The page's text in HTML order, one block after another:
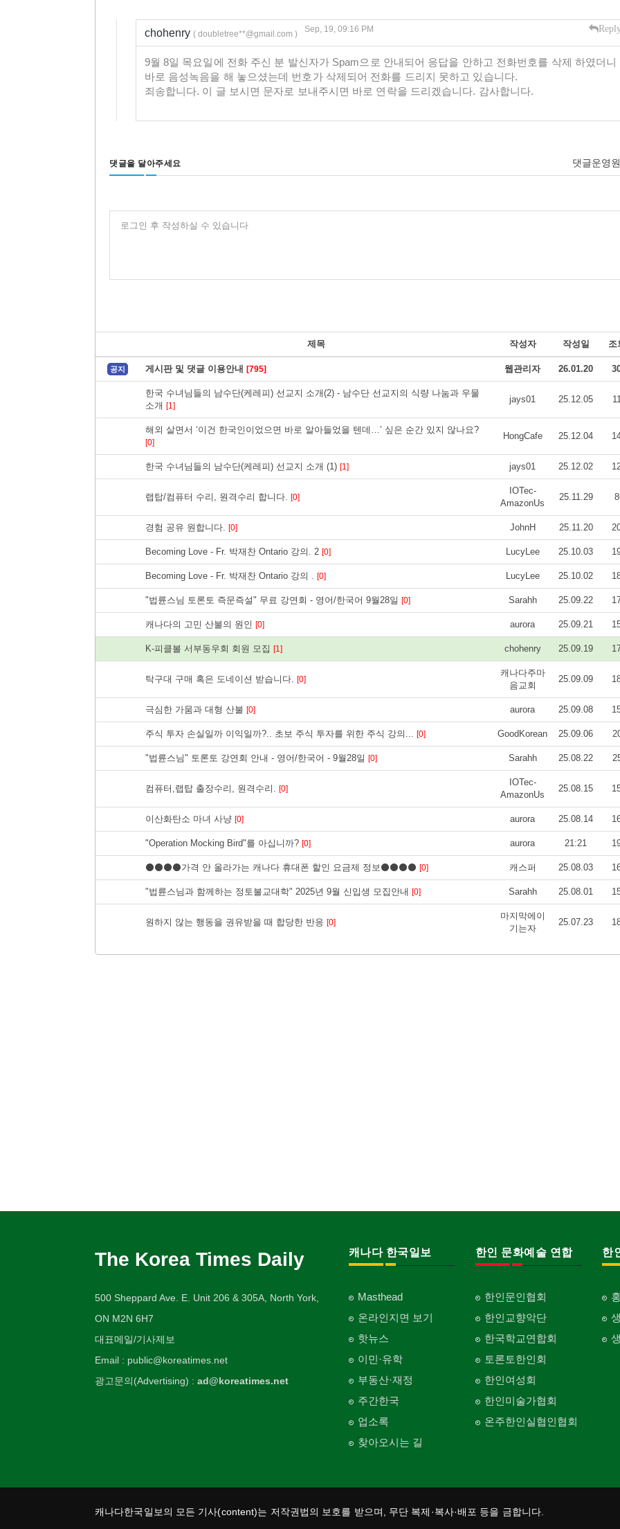
chohenry ( doubletree**@gmail.com ) Sep, 19, 09:16 PM
9월 8일 목요일에 전화 주신 분 발신자가 Spam으로 안내되어 응답을 안하고 전화번호를 삭제 하였더니
바로 음성녹음을 해 놓으셨는데 번호가 삭제되어 전화를 드리지 못하고 있습니다.
죄송합니다. 이 글 보시면 문자로 보내주시면 바로 연락을 드리겠습니다. 감사합니다.
댓글을 달아주세요 댓글운영
로그인 후 작성하실 수 있습니다
제목 작성자 작성일 조
공지 게시판 및 댓글 이용안내 [795] 웹관리자 26.01.20
한국 수녀님들의 남수단(케레피) 선교지 소개(2) - 남수단 선교지의 식량 나눔과 우물
소개 [1]
jays01 25.12.05
해외 살면서 ‘이건 한국인이었으면 바로 알아들었을 텐데…’ 싶은 순간 있지 않나요?
[0]
HongCafe 25.12.04
한국 수녀님들의 남수단(케레피) 선교지 소개 (1) [1] jays01 25.12.02
랩탑/컴퓨터 수리, 원격수리 합니다. [0]
IOTec-
AmazonUs
25.11.29
경험 공유 원합니다. [0] JohnH 25.11.20
Becoming Love - Fr. 박재찬 Ontario 강의. 2 [0] LucyLee 25.10.03
Becoming Love - Fr. 박재찬 Ontario 강의 . [0] LucyLee 25.10.02
"법륜스님 토론토 즉문즉설" 무료 강연회 - 영어/한국어 9월28일 [0] Sarahh 25.09.22
캐나다의 고민 산불의 원인 [0] aurora 25.09.21
K-피클볼 서부동우회 회원 모집 [1] chohenry 25.09.19
탁구대 구매 혹은 도네이션 받습니다. [0]
캐나다주마
음교회
25.09.09
극심한 가뭄과 대형 산불 [0] aurora 25.09.08
주식 투자 손실일까 이익일까?.. 초보 주식 투자를 위한 주식 강의... [0] GoodKorean 25.09.06
"법륜스님" 토론토 강연회 안내 - 영어/한국어 - 9월28일 [0] Sarahh 25.08.22
컴퓨터,랩탑 출장수리, 원격수리. [0]
IOTec-
AmazonUs
25.08.15
이산화탄소 마녀 사냥 [0] aurora 25.08.14
"Operation Mocking Bird"를 아십니까? [0] aurora 21:21
⚫⚫⚫⚫가격 안 올라가는 캐나다 휴대폰 할인 요금제 정보⚫⚫⚫⚫ [0] 캐스퍼 25.08.03
"법륜스님과 함께하는 정토불교대학" 2025년 9월 신입생 모집안내 [0] Sarahh 25.08.01
원하지 않는 행동을 권유받을 때 합당한 반응 [0]
마지막에이
기는자
25.07.23
The Korea Times Daily
500 Sheppard Ave. E. Unit 206 & 305A, North York,
ON M2N 6H7
대표메일/기사제보
Email : public@koreatimes.net
광고문의(Advertising) : ad@koreatimes.net
캐나다 한국일보
Masthead
온라인지면 보기
핫뉴스
이민·유학
부동산·재정
주간한국
업소록
찾아오시는 길
한인 문화예술 연합
한인문인협회
한인교향악단
한국학교연합회
토론토한인회
한인여성회
한인미술가협회
온주한인실협인협회
한
캐나다한국일보의 모든 기사(content)는 저작권법의 보호를 받으며, 무단 복제·복사·배포 등을 금합니다.